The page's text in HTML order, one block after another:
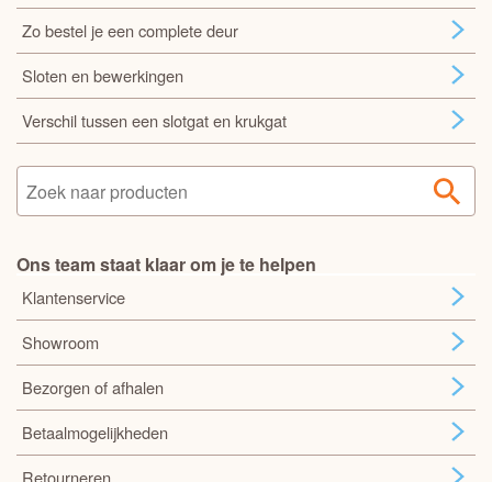
Zo bestel je een complete deur
Sloten en bewerkingen
Verschil tussen een slotgat en krukgat
Ons team staat klaar om je te helpen
Klantenservice
Showroom
Bezorgen of afhalen
Betaalmogelijkheden
Retourneren